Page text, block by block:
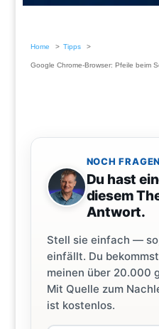
Home Tipps
Google Chrome-Browser: Pfeile beim
NOCH
Du hast
diesem
Antwort.
Stell sie einfach —
einfällt. Du
meinen über 20.000
Mit Quelle zum
ist kostenlos.